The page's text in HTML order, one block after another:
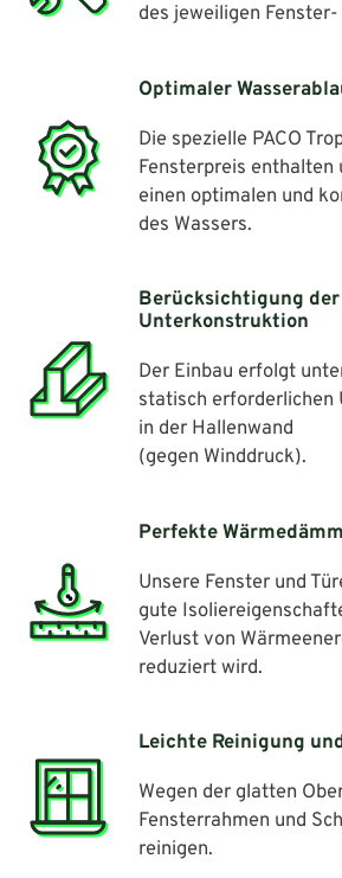
des jeweiligen
Optimaler
Die spezielle PACO
Fensterpreis enthalten
einen optimalen und
des Wassers.
Berücksichtigung der
Unterkonstruktion
Der Einbau erfolgt
statisch erforderlichen
in der Hallenwand
(gegen Winddruck).
Perfekte
Unsere Fenster und
gute
Verlust von
reduziert wird.
Leichte Reinigung
Wegen der glatten
Fensterrahmen und
reinigen.